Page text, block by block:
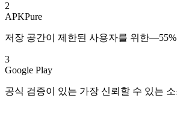
2
APKPure
저장 공간이 제한된 사용자를 위한
3
Google Play
공식 검증이 있는 가장 신뢰할 수 있는